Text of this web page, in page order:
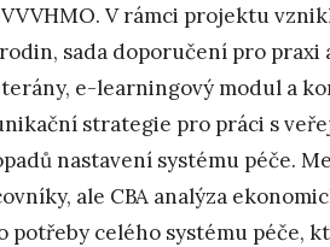
V rámci projektu
sada doporučení pro
e-learningový modul a
strategie pro práci s
nastavení systému péče.
ale CBA analýza
potřeby celého systému péče,